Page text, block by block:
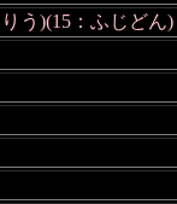
う)(15：ふじどん)